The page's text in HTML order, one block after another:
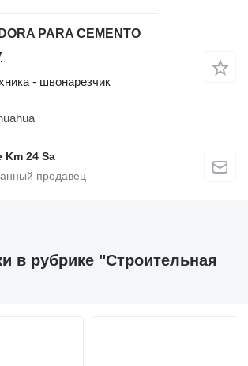
PARA CEMENTO
- швонарезчик
Km 24 Sa
в рубрике "Строительная